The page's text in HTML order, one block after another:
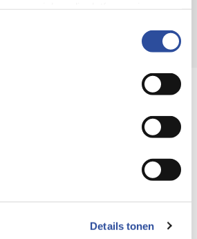
per categorie. Je kunt je keuze op
staat in de
Privacyverklaring
Details tonen
medicijnen
verkopen.
zorg, ⁠ook online.